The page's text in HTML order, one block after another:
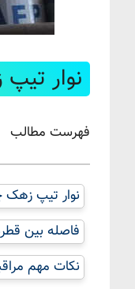
نوار تیپ زهک
فهرست مطالب
نوار تیپ
فاصله بین
نکات مهم